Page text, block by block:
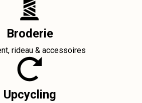
Broderie
rideau & accessoires
Upcycling